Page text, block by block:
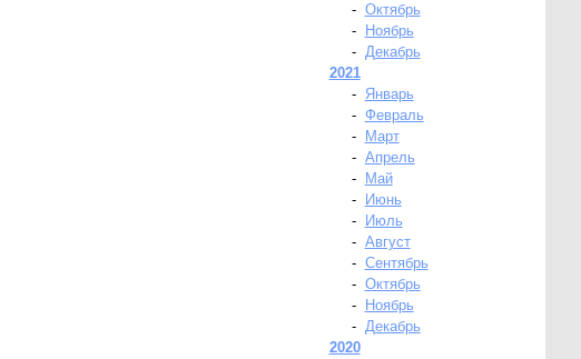
- Октябрь
-
Ноябрь
- Декабрь
2021
-
Январь
- Февраль
-
Март
- Апрель
-
Май
-
Июнь
-
Июль
- Август
- Сентябрь
- Октябрь
-
Ноябрь
- Декабрь
2020